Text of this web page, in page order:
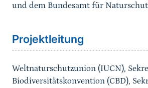
und dem Bundesamt für
Sprungmarke
Projektleitung
Weltnaturschutzunion (IUCN),
Biodiversitätskonvention (CBD),